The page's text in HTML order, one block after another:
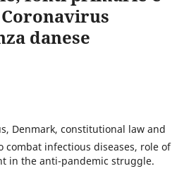
danese
Denmark, constitutional law and
combat infectious diseases, role of
in the anti-pandemic struggle.